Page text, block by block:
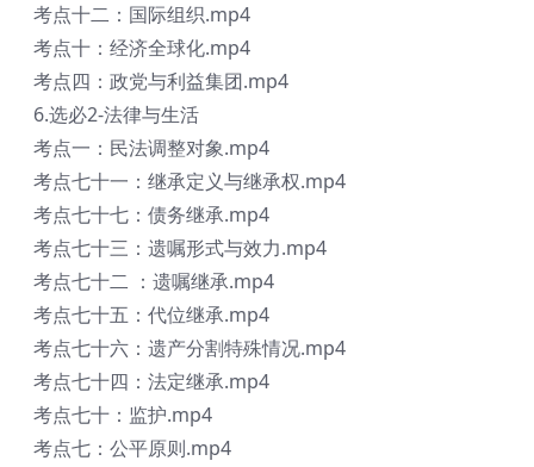
考点十二：国际组织.mp4
考点十：经济全球化.mp4
考点四：政党与利益集团.mp4
6.选必2-法律与生活
考点一：民法调整对象.mp4
考点七十一：继承定义与继承权.mp4
考点七十七：债务继承.mp4
考点七十三：遗嘱形式与效力.mp4
考点七十二 ：遗嘱继承.mp4
考点七十五：代位继承.mp4
考点七十六：遗产分割特殊情况.mp4
考点七十四：法定继承.mp4
考点七十：监护.mp4
考点七：公平原则.mp4